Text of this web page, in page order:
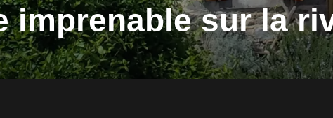
imprenable sur la